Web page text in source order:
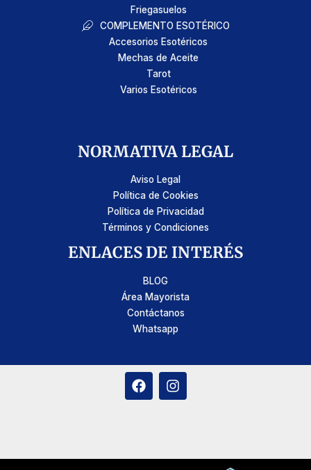
Friegasuelos
COMPLEMENTO ESOTÉRICO
Accesorios Esotéricos
Mechas de Aceite
Tarot
Varios Esotéricos
NORMATIVA LEGAL
Aviso Legal
Política de Cookies
Política de Privacidad
Términos y Condiciones
ENLACES DE INTERÉS
BLOG
Área Mayorista
Contáctanos
Whatsapp
F
a
o
I
n
r